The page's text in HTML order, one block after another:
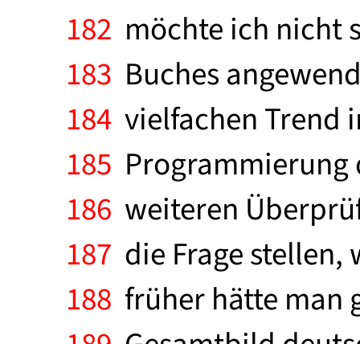
182 möchte ich nicht
183 Buches
184 vielfachen Trend
185 Programmierung
186 weiteren
187 die Frage stellen,
188 früher hätte man